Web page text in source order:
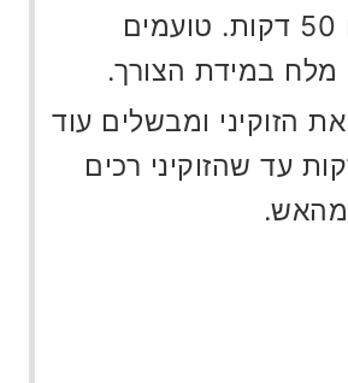
ומבשלים 50 דקות. טועמים
מלח במידת הצורך.
הזוקיני ומבשלים עוד
10 דקות עד שהזוקיני רכים
מהאש.